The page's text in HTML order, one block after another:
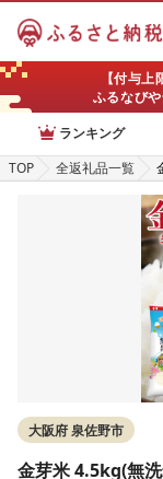
【付与
ふるなび
ランキング
TOP
全返礼品一覧
大阪府 泉佐野市
金芽米 4.5kg(無